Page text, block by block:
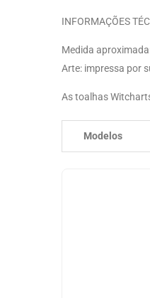
INFORMAÇÕES
Medida
Arte: impressa por
As toalhas
Modelos